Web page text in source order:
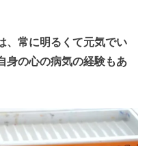
、常に明るくて元気でい
身の心の病気の経験もあ